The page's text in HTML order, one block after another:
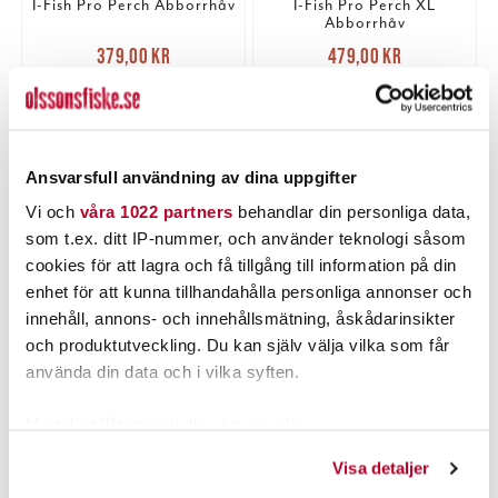
Ansvarsfull användning av dina uppgifter
Vi och våra 1022 partners behandlar din personliga data,
som t.ex. ditt IP-nummer, och använder teknologi såsom
cookies för att lagra och få tillgång till information på din
enhet för att kunna tillhandahålla personliga annonser och
innehåll, annons- och innehållsmätning, åskådarinsikter
och produktutveckling. Du kan själv välja vilka som får
använda din data och i vilka syften.
Visa detaljer
I-Fish Pro Perch Abborrhåv
Nuvarande pris
379,00 krTidigare pris
450,00 kr
379,00 kr
7 ST
I-Fish Pro Perch XL
Abborrhåv
Nuvarande pris
479,00 krTidigare pris
600,00 kr
479,00 kr
600,00 kr
PRODUKTBESKRIVNING